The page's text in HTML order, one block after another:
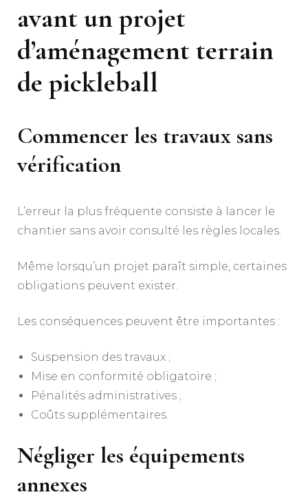
avant un projet
d’aménagement terrain
de pickleball
Commencer les travaux sans
vérification
L’erreur la plus fréquente consiste à lancer le
chantier sans avoir consulté les règles locales.
Même lorsqu’un projet paraît simple, certaines
obligations peuvent exister.
Les conséquences peuvent être importantes :
Suspension des travaux ;
Mise en conformité obligatoire ;
Pénalités administratives ;
Coûts supplémentaires.
Négliger les équipements
annexes